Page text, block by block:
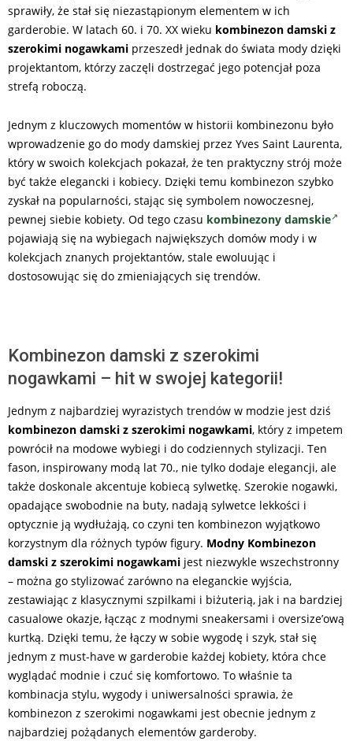
sprawiły, że stał się niezastąpionym elementem w ich
garderobie. W latach 60. i 70. XX wieku kombinezon damski z
szerokimi nogawkami przeszedł jednak do świata mody dzięki
projektantom, którzy zaczęli dostrzegać jego potencjał poza
strefą roboczą.
Jednym z kluczowych momentów w historii kombinezonu było
wprowadzenie go do mody damskiej przez Yves Saint Laurenta,
który w swoich kolekcjach pokazał, że ten praktyczny strój może
być także elegancki i kobiecy. Dzięki temu kombinezon szybko
zyskał na popularności, stając się symbolem nowoczesnej,
pewnej siebie kobiety. Od tego czasu kombinezony damskie
pojawiają się na wybiegach największych domów mody i w
kolekcjach znanych projektantów, stale ewoluując i
dostosowując się do zmieniających się trendów.
Kombinezon damski z szerokimi
nogawkami – hit w swojej kategorii!
Jednym z najbardziej wyrazistych trendów w modzie jest dziś
kombinezon damski z szerokimi nogawkami, który z impetem
powrócił na modowe wybiegi i do codziennych stylizacji. Ten
fason, inspirowany modą lat 70., nie tylko dodaje elegancji, ale
także doskonale akcentuje kobiecą sylwetkę. Szerokie nogawki,
opadające swobodnie na buty, nadają sylwetce lekkości i
optycznie ją wydłużają, co czyni ten kombinezon wyjątkowo
korzystnym dla różnych typów figury. Modny Kombinezon
damski z szerokimi nogawkami jest niezwykle wszechstronny
– można go stylizować zarówno na eleganckie wyjścia,
zestawiając z klasycznymi szpilkami i biżuterią, jak i na bardziej
casualowe okazje, łącząc z modnymi sneakersami i oversize’ową
kurtką. Dzięki temu, że łączy w sobie wygodę i szyk, stał się
jednym z must-have w garderobie każdej kobiety, która chce
wyglądać modnie i czuć się komfortowo. To właśnie ta
kombinacja stylu, wygody i uniwersalności sprawia, że
kombinezon z szerokimi nogawkami jest obecnie jednym z
najbardziej pożądanych elementów garderoby.